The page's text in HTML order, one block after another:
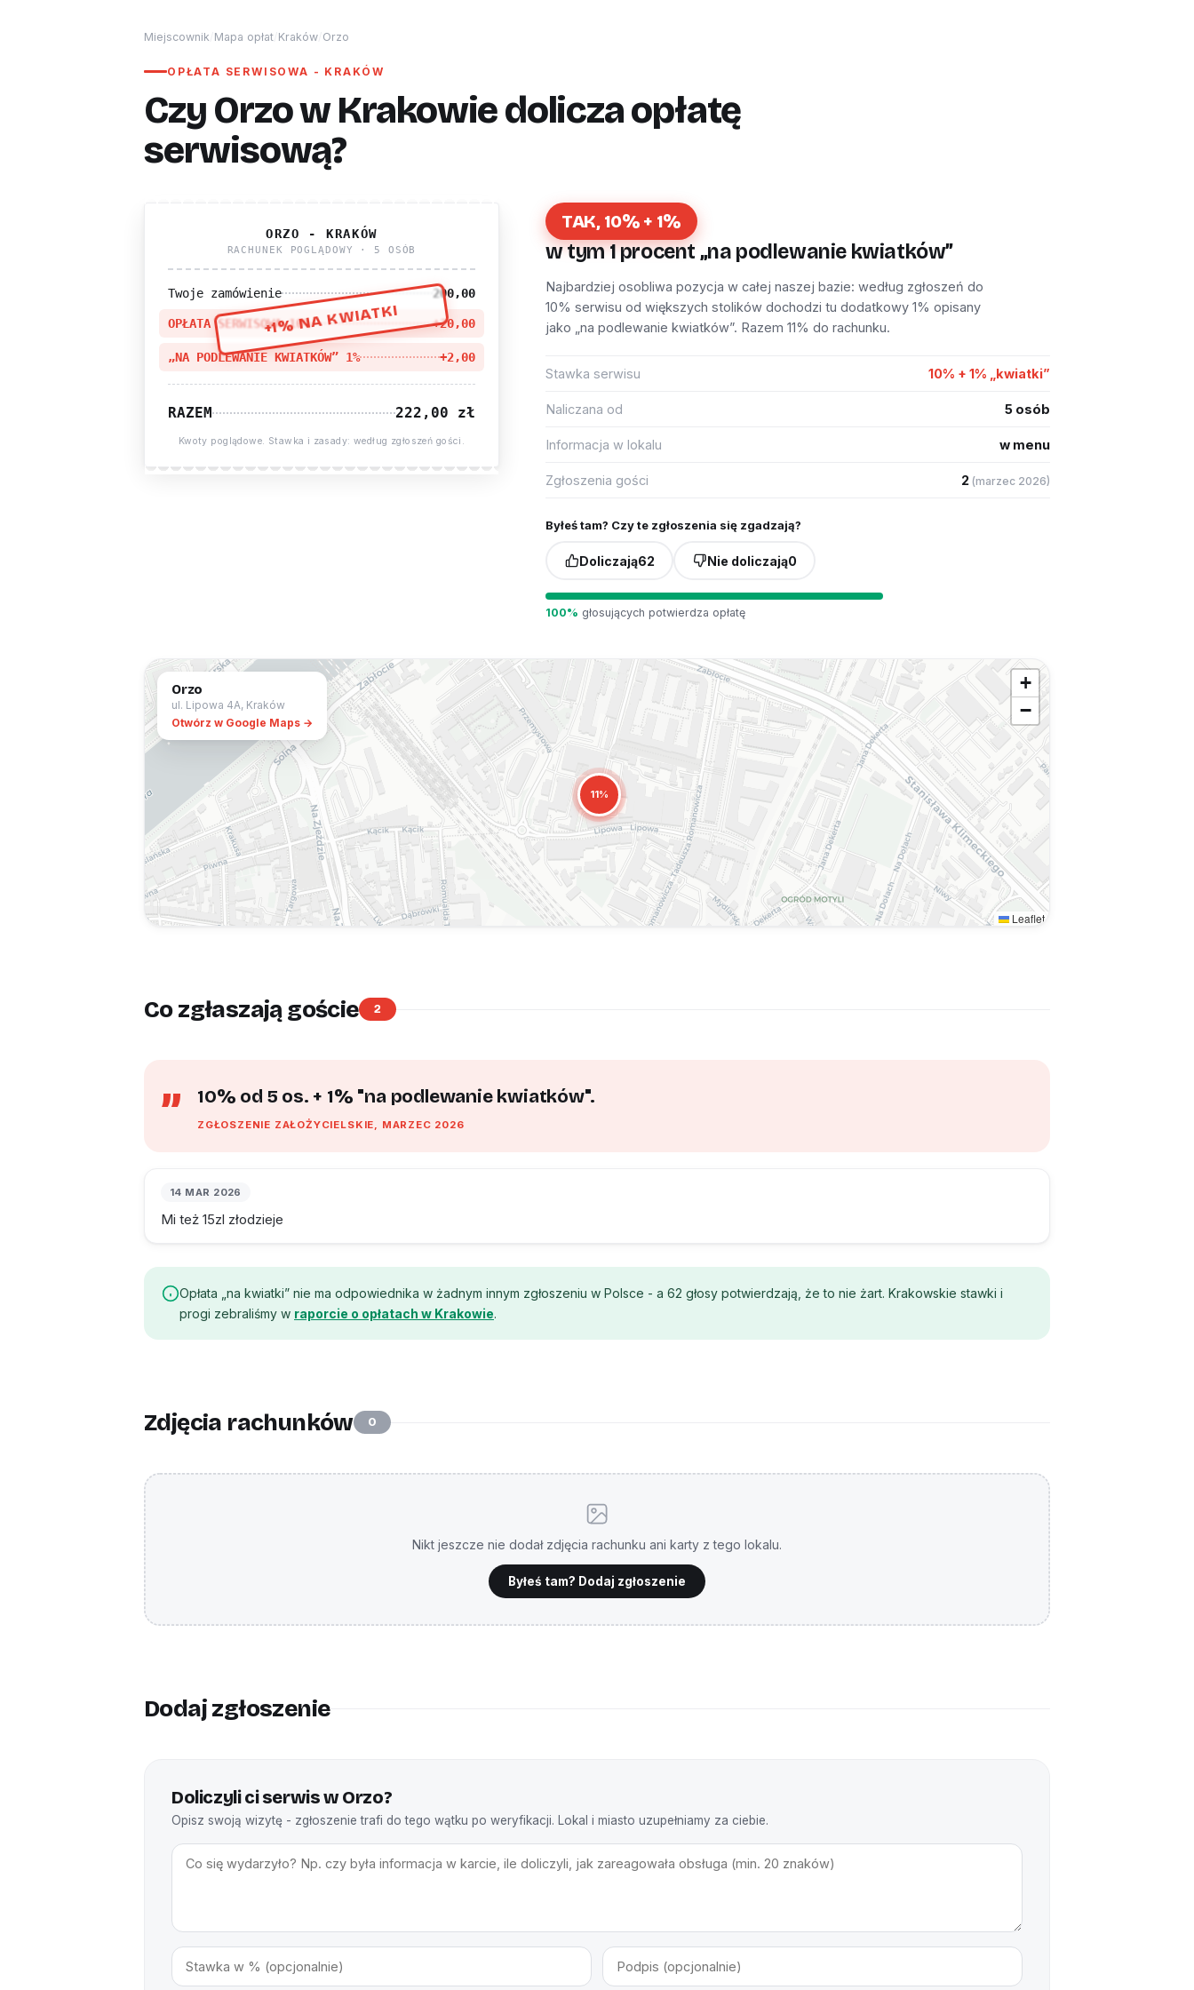
Miejscownik Mapa opłat Kraków Orzo
OPŁATA SERWISOWA - KRAKÓW
Czy Orzo w Krakowie dolicza opłatę
serwisową?
ORZO - KRAKÓW
RACHUNEK POGLĄDOWY · 5 OSÓB
Twoje zamówienie 200,00
OPŁATA SERWISOWA 10% +20,00
„NA PODLEWANIE KWIATKÓW” 1% +2,00
RAZEM 222,00 zł
Kwoty poglądowe. Stawka i zasady: według zgłoszeń gości.
+1% NA KWIATKI
TAK, 10% + 1%
w tym 1 procent „na podlewanie kwiatków”
Najbardziej osobliwa pozycja w całej naszej bazie: według zgłoszeń do
10% serwisu od większych stolików dochodzi tu dodatkowy 1% opisany
jako „na podlewanie kwiatków”. Razem 11% do rachunku.
Stawka serwisu 10% + 1% „kwiatki”
Naliczana od 5 osób
Informacja w lokalu w menu
Zgłoszenia gości 2 (marzec 2026)
Byłeś tam? Czy te zgłoszenia się zgadzają?
Doliczają62 Nie doliczają0
100% głosujących potwierdza opłatę
11%
+
−
Leaflet
Orzo
ul. Lipowa 4A, Kraków
Otwórz w Google Maps →
Co zgłaszają goście 2
10% od 5 os. + 1% "na podlewanie kwiatków".
ZGŁOSZENIE ZAŁOŻYCIELSKIE, MARZEC 2026
14 MAR 2026
Mi też 15zl złodzieje
Opłata „na kwiatki” nie ma odpowiednika w żadnym innym zgłoszeniu w Polsce - a 62 głosy potwierdzają, że to nie żart. Krakowskie stawki i
progi zebraliśmy w raporcie o opłatach w Krakowie.
Zdjęcia rachunków 0
Nikt jeszcze nie dodał zdjęcia rachunku ani karty z tego lokalu.
Byłeś tam? Dodaj zgłoszenie
Dodaj zgłoszenie
Doliczyli ci serwis w Orzo?
Opisz swoją wizytę - zgłoszenie trafi do tego wątku po weryfikacji. Lokal i miasto uzupełniamy za ciebie.